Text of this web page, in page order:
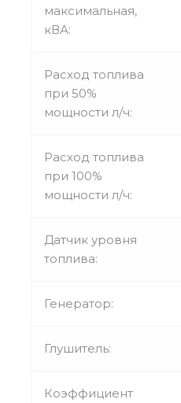
максимальная,
кВА:
Расход топлива
при 50%
мощности л/ч:
Расход топлива
при 100%
мощности л/ч:
Датчик уровня
топлива:
Генератор:
Глушитель:
Коэффициент